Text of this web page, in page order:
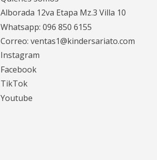
Alborada 12va Etapa Mz.3 Villa 10
Whatsapp: 096 850 6155
Correo: ventas1@kindersariato.com
Instagram
Facebook
TikTok
Youtube